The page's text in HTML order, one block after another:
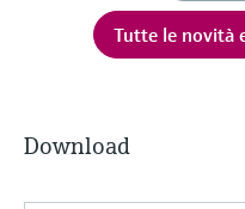
Tutte le novità
Download